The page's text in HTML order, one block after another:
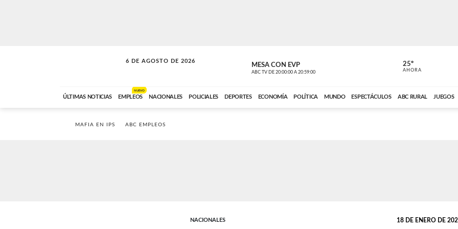
6 DE AGOSTO DE 2026
SOLO MÚSICA MESA CON EVP
ABC TV DE 20:00:00 A 20:59:00 ABC CARDINAL
25º
AHORA
ÚLTIMAS NOTICIAS EMPLEOS
NUEVO
NACIONALES POLICIALES DEPORTES ECONOMÍA POLÍTICA MUNDO ESPECTÁCULOS ABC RURAL JUEGOS
MAFIA EN IPS ABC EMPLEOS
NACIONALES 18 DE ENERO DE